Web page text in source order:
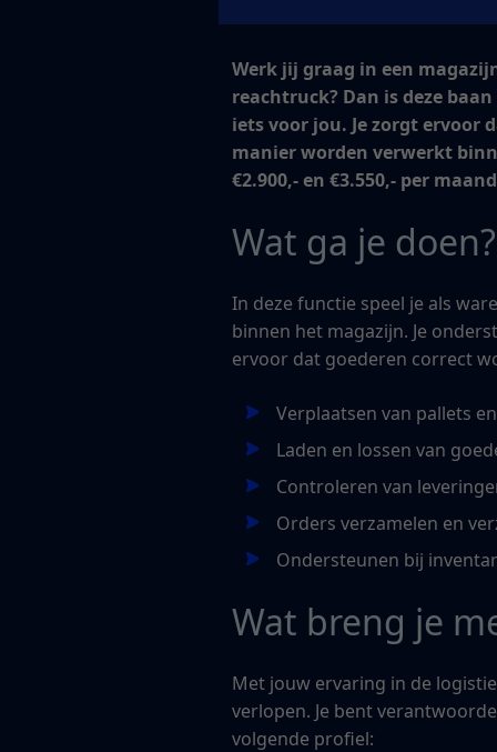
Werk jij graag in een
reachtruck? Dan is deze
iets voor jou. Je zorgt ervoor
manier worden verwerkt
€2.900,- en €3.550,- per
Wat ga je doen?
In deze functie speel je als
binnen het magazijn. Je
ervoor dat goederen correct
Verplaatsen van pallets
Laden en lossen van
Controleren van
Orders verzamelen en
Ondersteunen bij
Wat breng je
Met jouw ervaring in de
verlopen. Je bent
volgende profiel: